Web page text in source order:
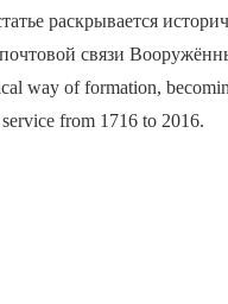
раскрывается
связи
way of formation,
from 1716 to 2016.